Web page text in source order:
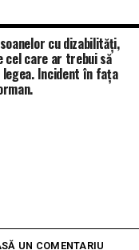
cu dizabilități,
cel care ar trebui să
legea. Incident în fața
UN COMENTARIU